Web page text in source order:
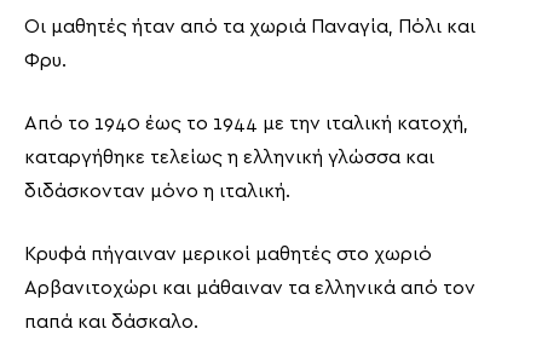
Οι μαθητές ήταν από τα χωριά Παναγία, Πόλι και
Φρυ.
Από το 1940 έως το 1944 με την ιταλική κατοχή,
καταργήθηκε τελείως η ελληνική γλώσσα και
διδάσκονταν μόνο η ιταλική.
Κρυφά πήγαιναν μερικοί μαθητές στο χωριό
Αρβανιτοχώρι και μάθαιναν τα ελληνικά από τον
παπά και δάσκαλο.